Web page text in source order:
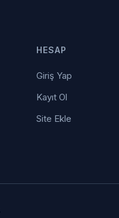
HESAP
Giriş Yap
Kayıt Ol
Site Ekle